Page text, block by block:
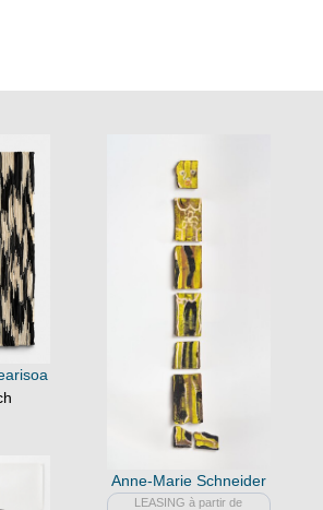
Anne-Marie Schneider
LEASING à partir de